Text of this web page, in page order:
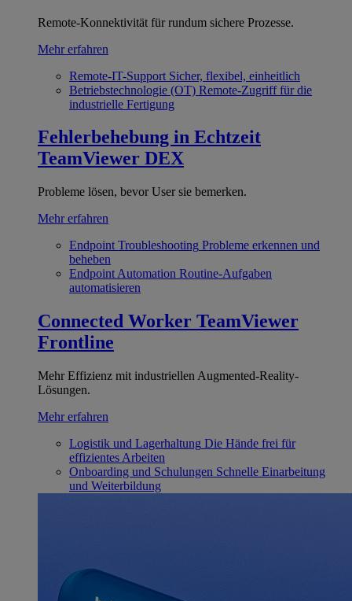
Remote-Konnektivität für rundum sichere Prozesse.
Mehr erfahren
Remote-IT-Support Sicher, flexibel, einheitlich
Betriebstechnologie (OT) Remote-Zugriff für die
industrielle Fertigung
Fehlerbehebung in Echtzeit
TeamViewer DEX
Probleme lösen, bevor User sie bemerken.
Mehr erfahren
Endpoint Troubleshooting Probleme erkennen und
beheben
Endpoint Automation Routine-Aufgaben
automatisieren
Connected Worker TeamViewer
Frontline
Mehr Effizienz mit industriellen Augmented-Reality-
Lösungen.
Mehr erfahren
Logistik und Lagerhaltung Die Hände frei für
effizientes Arbeiten
Onboarding und Schulungen Schnelle Einarbeitung
und Weiterbildung